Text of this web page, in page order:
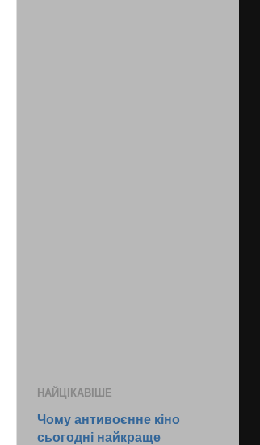
НАЙЦІКАВІШЕ
Чому антивоєнне кіно
сьогодні найкраще